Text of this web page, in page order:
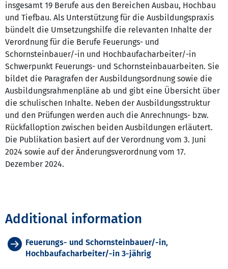
insgesamt 19 Berufe aus den Bereichen Ausbau, Hochbau
und Tiefbau. Als Unterstützung für die Ausbildungspraxis
bündelt die Umsetzungshilfe die relevanten Inhalte der
Verordnung für die Berufe Feuerungs- und
Schornsteinbauer/-in und Hochbaufacharbeiter/-in
Schwerpunkt Feuerungs- und Schornsteinbauarbeiten. Sie
bildet die Paragrafen der Ausbildungsordnung sowie die
Ausbildungsrahmenpläne ab und gibt eine Übersicht über
die schulischen Inhalte. Neben der Ausbildungsstruktur
und den Prüfungen werden auch die Anrechnungs- bzw.
Rückfalloption zwischen beiden Ausbildungen erläutert.
Die Publikation basiert auf der Verordnung vom 3. Juni
2024 sowie auf der Änderungsverordnung vom 17.
Dezember 2024.
Additional information
Feuerungs- und Schornsteinbauer/-in,
Hochbaufacharbeiter/-in 3-jährig